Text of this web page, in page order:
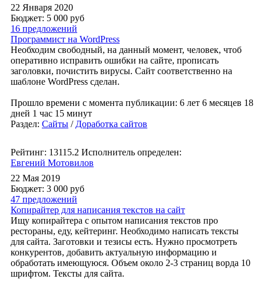
22 Января 2020
Бюджет: 5 000 руб
16 предложений
Программист на WordPress
Необходим свободный, на данный момент, человек, чтоб
оперативно исправить ошибки на сайте, прописать
заголовки, почистить вирусы. Сайт соответственно на
шаблоне WordPress сделан.
Прошло времени с момента публикации: 6 лет 6 месяцев 18
дней 1 час 15 минут
Раздел: Сайты / Доработка сайтов
Рейтинг: 13115.2 Исполнитель определен:
Евгений Мотовилов
22 Мая 2019
Бюджет: 3 000 руб
47 предложений
Копирайтер для написания текстов на сайт
Ищу копирайтера с опытом написания текстов про
рестораны, еду, кейтеринг. Необходимо написать тексты
для сайта. Заготовки и тезисы есть. Нужно просмотреть
конкурентов, добавить актуальную информацию и
обработать имеющуюся. Объем около 2-3 страниц ворда 10
шрифтом. Тексты для сайта.